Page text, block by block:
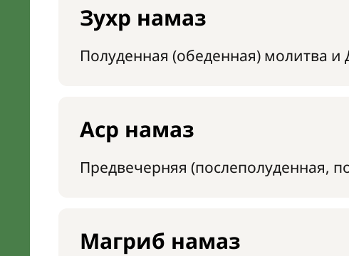
Зухр намаз
Полуденная (обеденная) молитва
Аср намаз
Предвечерняя (послеполуденная,
Магриб намаз